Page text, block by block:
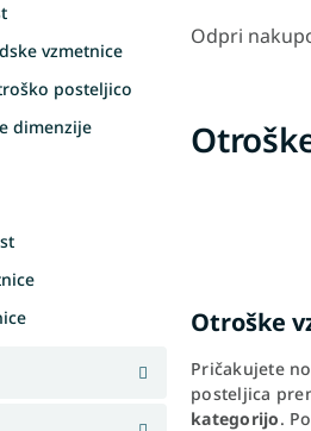
vzmetnice
posteljico
dimenzije
Odpri
Otroške
Pričakujete
posteljica
kategorijo.